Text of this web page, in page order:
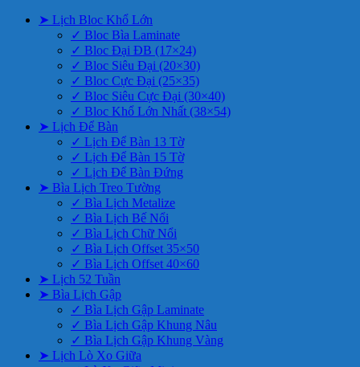
➤ Lịch Bloc Khổ Lớn
✓ Bloc Bìa Laminate
✓ Bloc Đại ĐB (17×24)
✓ Bloc Siêu Đại (20×30)
✓ Bloc Cực Đại (25×35)
✓ Bloc Siêu Cực Đại (30×40)
✓ Bloc Khổ Lớn Nhất (38×54)
➤ Lịch Để Bàn
✓ Lịch Để Bàn 13 Tờ
✓ Lịch Để Bàn 15 Tờ
✓ Lịch Để Bàn Đứng
➤ Bìa Lịch Treo Tường
✓ Bìa Lịch Metalize
✓ Bìa Lịch Bế Nổi
✓ Bìa Lịch Chữ Nổi
✓ Bìa Lịch Offset 35×50
✓ Bìa Lịch Offset 40×60
➤ Lịch 52 Tuần
➤ Bìa Lịch Gập
✓ Bìa Lịch Gập Laminate
✓ Bìa Lịch Gập Khung Nâu
✓ Bìa Lịch Gập Khung Vàng
➤ Lịch Lò Xo Giữa